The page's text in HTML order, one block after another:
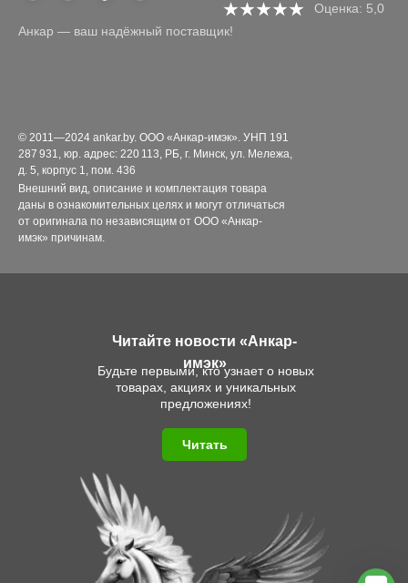
Читайте новости «Анкар-
имэк»
Будьте первыми, кто узнает о новых
товарах, акциях и уникальных
предложениях!
Читать
© 2011—2024 ankar.by. ООО «Анкар-имэк». УНП 191
287 931, юр. адрес: 220 113, РБ, г. Минск, ул. Мележа,
д. 5, корпус 1, пом. 436
Внешний вид, описание и комплектация товара
даны в ознакомительных целях и могут отличаться
от оригинала по независящим от ООО «Анкар-
имэк» причинам.
Анкар — ваш надёжный поставщик!
Оценка: 5,0